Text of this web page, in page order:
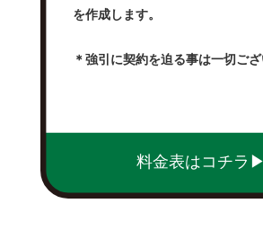
を作成します。
＊強引に契約を迫る事は一切ござ
料金表はコチラ▶︎